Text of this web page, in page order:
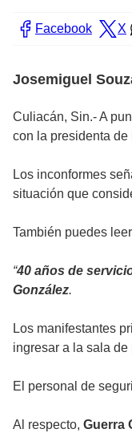
Facebook X
Josemiguel
Culiacán, Sin.- A
con la presidenta
Los inconformes
situación que
También puedes
“40 años de
González.
Los manifestantes
ingresar a la sala
El personal de
Al respecto, Guerra